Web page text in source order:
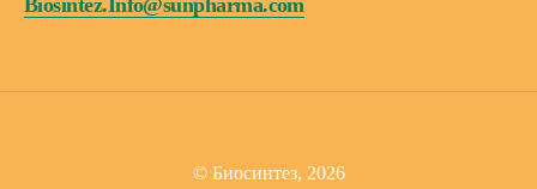
Biosintez.Info@sunpharma.com
© Биосинтез, 2026